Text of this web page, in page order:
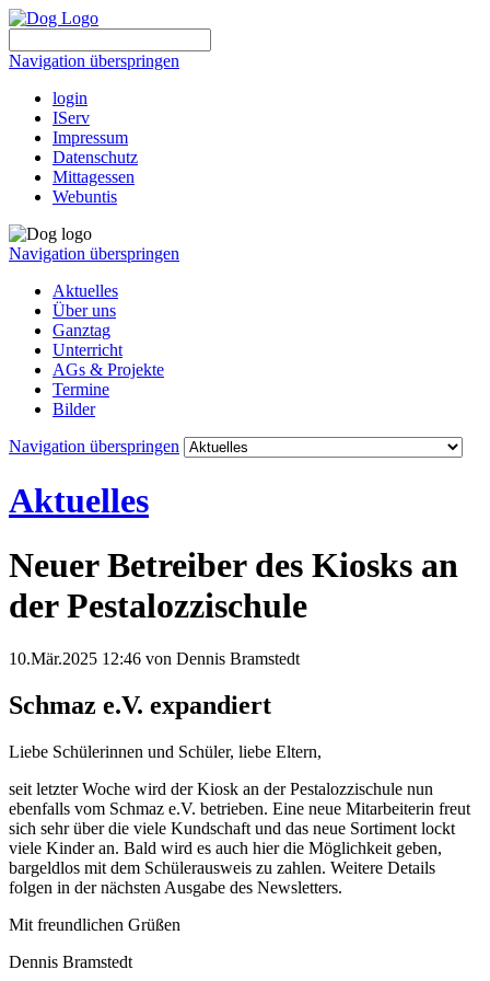
Navigation überspringen
login
IServ
Impressum
Datenschutz
Mittagessen
Webuntis
Navigation überspringen
Aktuelles
Über uns
Ganztag
Unterricht
AGs & Projekte
Termine
Bilder
Navigation überspringen
Aktuelles
Neuer Betreiber des Kiosks an
der Pestalozzischule
10.Mär.2025 12:46 von Dennis Bramstedt
Schmaz e.V. expandiert
Liebe Schülerinnen und Schüler, liebe Eltern,
seit letzter Woche wird der Kiosk an der Pestalozzischule nun
ebenfalls vom Schmaz e.V. betrieben. Eine neue Mitarbeiterin freut
sich sehr über die viele Kundschaft und das neue Sortiment lockt
viele Kinder an. Bald wird es auch hier die Möglichkeit geben,
bargeldlos mit dem Schülerausweis zu zahlen. Weitere Details
folgen in der nächsten Ausgabe des Newsletters.
Mit freundlichen Grüßen
Dennis Bramstedt